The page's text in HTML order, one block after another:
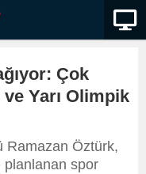
Çok
Yarı Olimpik
Ramazan Öztürk,
planlanan spor